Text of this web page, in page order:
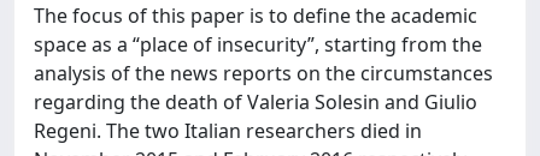
The focus of this paper is to define the academic
space as a “place of insecurity”, starting from the
analysis of the news reports on the circumstances
regarding the death of Valeria Solesin and Giulio
Regeni. The two Italian researchers died in